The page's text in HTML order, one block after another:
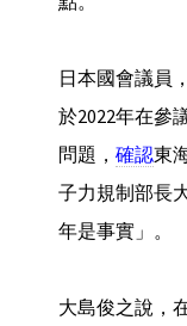
日本國會議員
於2022年在參
問題， 確認東
子力規制部長
年是事實」。
大島俊之說，